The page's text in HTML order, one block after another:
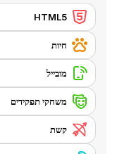
HTML5
חיות
מובייל
משחקי תפקידים
קשת